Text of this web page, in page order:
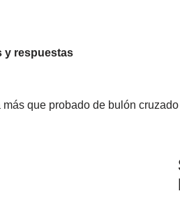
y respuestas
que probado de bulón